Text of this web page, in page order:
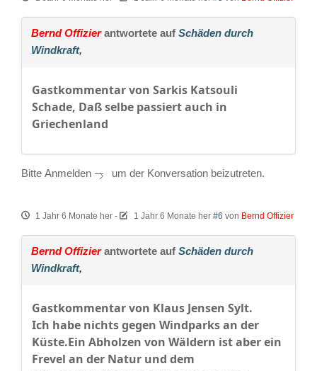
Bernd Offizierantwortete auf Schäden durch
Windkraft,
Gastkommentar von Sarkis Katsouli
Schade, Daß selbe passiert auch in
Griechenland
Bitte Anmelden um der Konversation beizutreten.
1 Jahr 6 Monate her - 1 Jahr 6 Monate her #6 von Bernd Offizier
Bernd Offizierantwortete auf Schäden durch
Windkraft,
Gastkommentar von Klaus Jensen Sylt.
Ich habe nichts gegen Windparks an der
Küste.Ein Abholzen von Wäldern ist aber ein
Frevel an der Natur und dem